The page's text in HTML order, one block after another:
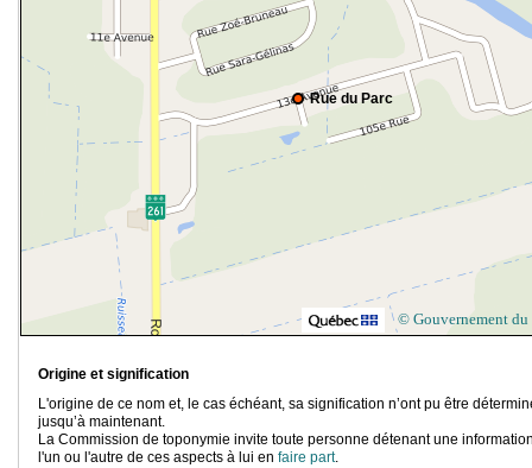
Rue du Parc
© Gouvernement du
Origine et signification
L'origine de ce nom et, le cas échéant, sa signification n’ont pu être
jusqu’à maintenant.
La Commission de toponymie invite toute personne détenant une
l'un ou l'autre de ces aspects à lui en faire part.